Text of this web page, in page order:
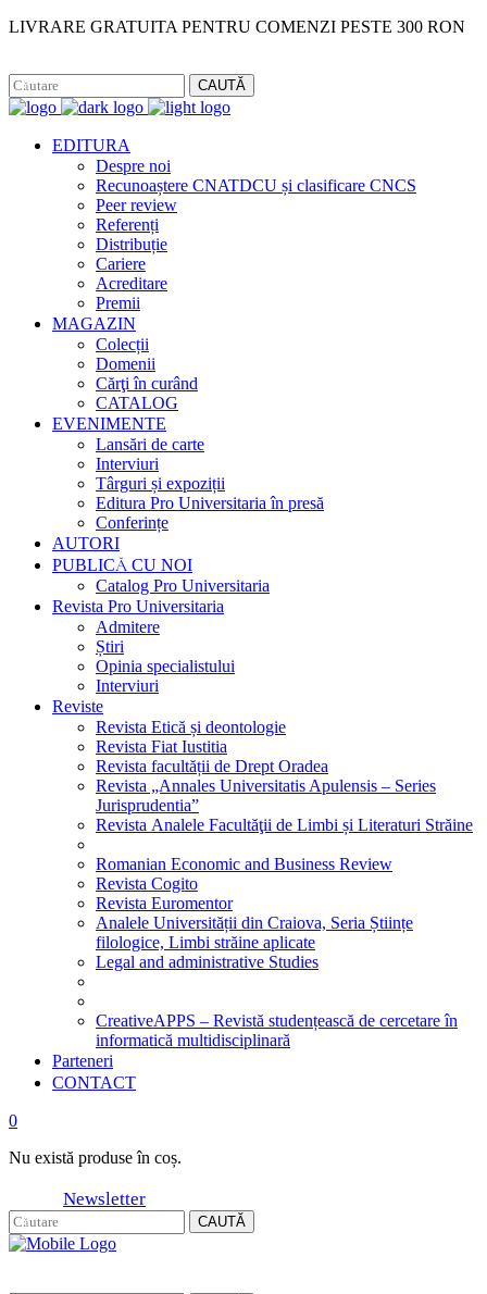
LIVRARE GRATUITA PENTRU COMENZI PESTE 300 RON
CAUTĂ
EDITURA
Despre noi
Recunoaștere CNATDCU și clasificare CNCS
Peer review
Referenți
Distribuție
Cariere
Acreditare
Premii
MAGAZIN
Colecții
Domenii
Cărţi în curând
CATALOG
EVENIMENTE
Lansări de carte
Interviuri
Târguri și expoziții
Editura Pro Universitaria în presă
Conferințe
AUTORI
PUBLICĂ CU NOI
Catalog Pro Universitaria
Revista Pro Universitaria
Admitere
Știri
Opinia specialistului
Interviuri
Reviste
Revista Etică și deontologie
Revista Fiat Iustitia
Revista facultății de Drept Oradea
Revista „Annales Universitatis Apulensis – Series
Jurisprudentia”
Revista Analele Facultăţii de Limbi și Literaturi Străine
Romanian Economic and Business Review
Revista Cogito
Revista Euromentor
Analele Universității din Craiova, Seria Științe
filologice, Limbi străine aplicate
Legal and administrative Studies
CreativeAPPS – Revistă studențească de cercetare în
informatică multidisciplinară
Parteneri
CONTACT
0
Nu există produse în coș.
Newsletter
CAUTĂ